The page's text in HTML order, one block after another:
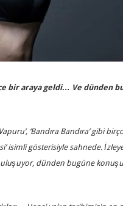
bir araya geldi… Ve dünden
‘Bandıra Bandıra’ gibi
isimli gösterisiyle sahnede.
buluşuyor, dünden bugüne